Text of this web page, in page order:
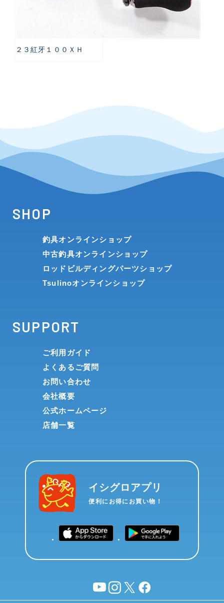
２３紅牙１００ＸＨ
SHOP
釣具オンラインショップ
中古釣具オンラインショップ
ロッドビルディングパーツショップ
Tsulinoオンラインショップ
SUPPORT
ご利用ガイド
よくあるご質問
お問い合わせ
会社概要
公式ホームページ
店舗一覧
イシグロアプリ
便利にお得にお買い物！
YouTubeinstagram
X facebook